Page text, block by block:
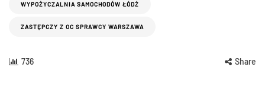
WYPOŻYCZALNIA SAMOCHODÓW ŁÓDŹ
ZASTĘPCZY Z OC SPRAWCY WARSZAWA
736 Share